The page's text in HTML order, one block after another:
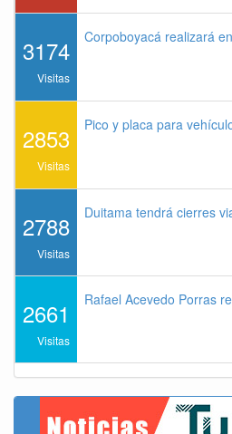
3174
Visitas
Corpoboyacá realizará
2853
Visitas
Pico y placa para
2788
Visitas
Duitama tendrá cierres
2661
Visitas
Rafael Acevedo Porras